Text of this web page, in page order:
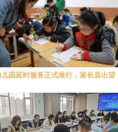
儿园延时服务正式推行，家长喜出望